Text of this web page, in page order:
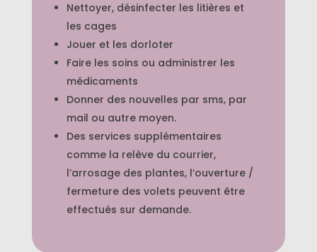
Nettoyer, désinfecter les litières et
les cages
Jouer et les dorloter
Faire les soins ou administrer les
médicaments
Donner des nouvelles par sms, par
mail ou autre moyen.
Des services supplémentaires
comme la relève du courrier,
l’arrosage des plantes, l’ouverture /
fermeture des volets peuvent être
effectués sur demande.